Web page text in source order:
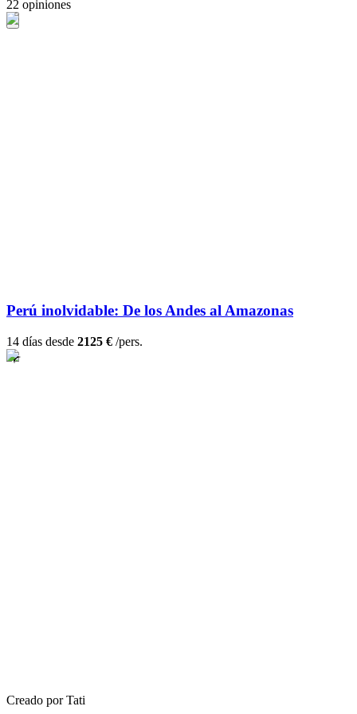
22 opiniones
Perú inolvidable: De los Andes al Amazonas
14 días desde 2125 € /pers.
Creado por Tati